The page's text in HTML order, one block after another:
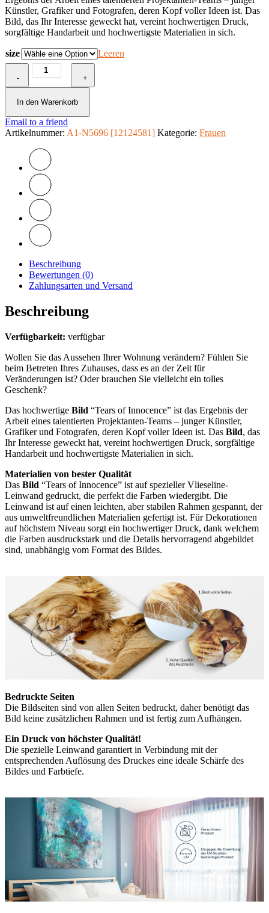
Künstler, Grafiker und Fotografen, deren Kopf voller Ideen ist. Das
Bild, das Ihr Interesse geweckt hat, vereint hochwertigen Druck,
sorgfältige Handarbeit und hochwertigste Materialien in sich.
size Leeren
-
Wandbild
-
Tears
of
Menge
+
In den Warenkorb
Email to a friend
Artikelnummer: A1-N5696 [12124581] Kategorie: Frauen
Beschreibung
Bewertungen (0)
Zahlungsarten und Versand
Beschreibung
Verfügbarkeit: verfügbar
Wollen Sie das Aussehen Ihrer Wohnung verändern? Fühlen Sie
beim Betreten Ihres Zuhauses, dass es an der Zeit für
Veränderungen ist? Oder brauchen Sie vielleicht ein tolles
Geschenk?
Das hochwertige Bild “Tears of Innocence” ist das Ergebnis der
Arbeit eines talentierten Projektanten-Teams – junger Künstler,
Grafiker und Fotografen, deren Kopf voller Ideen ist. Das Bild, das
Ihr Interesse geweckt hat, vereint hochwertigen Druck, sorgfältige
Handarbeit und hochwertigste Materialien in sich.
Materialien von bester Qualität
Das Bild “Tears of Innocence” ist auf spezieller Vlieseline-
Leinwand gedruckt, die perfekt die Farben wiedergibt. Die
Leinwand ist auf einen leichten, aber stabilen Rahmen gespannt, der
aus umweltfreundlichen Materialien gefertigt ist. Für Dekorationen
auf höchstem Niveau sorgt ein hochwertiger Druck, dank welchem
die Farben ausdruckstark und die Details hervorragend abgebildet
sind, unabhängig vom Format des Bildes.
Bedruckte Seiten
Die Bildseiten sind von allen Seiten bedruckt, daher benötigt das
Bild keine zusätzlichen Rahmen und ist fertig zum Aufhängen.
Ein Druck von höchster Qualität!
Die spezielle Leinwand garantiert in Verbindung mit der
entsprechenden Auflösung des Druckes eine ideale Schärfe des
Bildes und Farbtiefe.